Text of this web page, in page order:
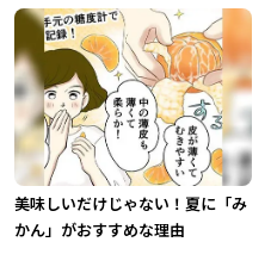
美味しいだけじゃない！夏に「み
かん」がおすすめな理由